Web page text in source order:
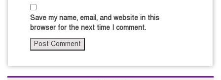
Save my name, email, and website in this
browser for the next time I comment.